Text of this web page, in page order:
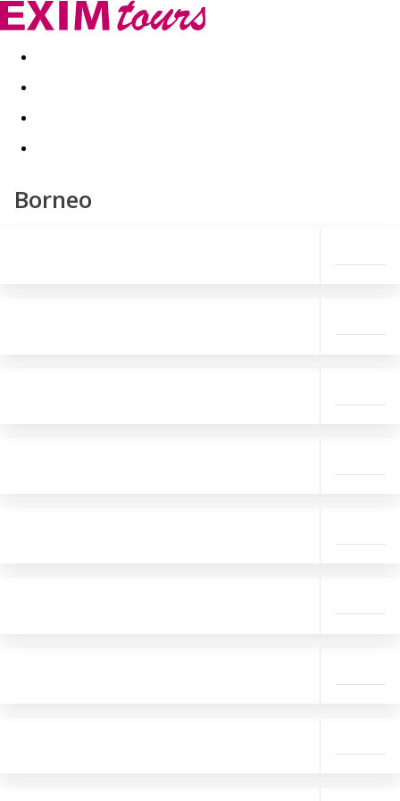
Akční nabídky Last minute
Borneo